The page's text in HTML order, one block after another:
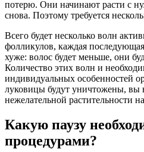
потерю. Они начинают расти с
снова. Поэтому требуется
Всего будет несколько волн
фолликулов, каждая
хуже: волос будет меньше, они
Количество этих волн и
индивидуальных особенностей
луковицы будут уничтожены, вы
нежелательной растительности
Какую паузу
процедурами?